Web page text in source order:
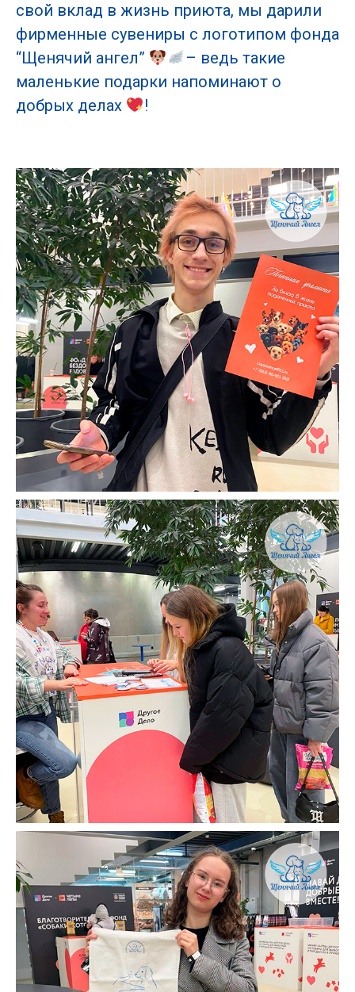
свой вклад в жизнь приюта, мы дарили
фирменные сувениры с логотипом фонда
“Щенячий ангел”
– ведь такие
маленькие подарки напоминают о
добрых делах
!